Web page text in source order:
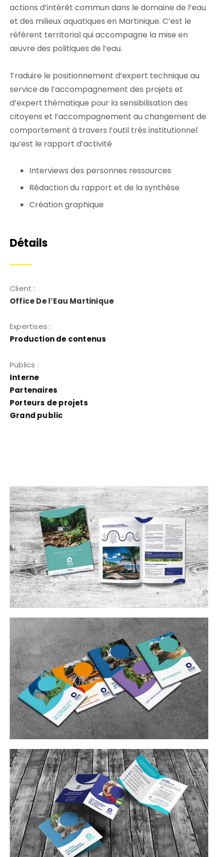
Détails
Client :
Office De l’Eau Martinique
Expertises :
Production de contenus
Publics :
Interne
Partenaires
Porteurs de projets
Grand public
actions d’intérêt commun dans le domaine de l’eau
et des milieux aquatiques en Martinique. C’est le
référent territorial qui accompagne la mise en
œuvre des politiques de l’eau.
Traduire le positionnement d’expert technique au
service de l’accompagnement des projets et
d’expert thématique pour la sensibilisation des
citoyens et l’accompagnement au changement de
comportement à travers l’outil très institutionnel
qu’est le rapport d’activité
Interviews des personnes ressources
Rédaction du rapport et de la synthèse
Création graphique